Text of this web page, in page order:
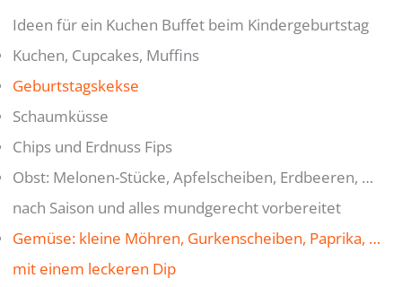
Ideen für ein Kuchen Buffet beim Kindergeburtstag
Kuchen, Cupcakes, Muffins
Geburtstagskekse
Schaumküsse
Chips und Erdnuss Fips
Obst: Melonen-Stücke, Apfelscheiben, Erdbeeren, …
nach Saison und alles mundgerecht vorbereitet
Gemüse: kleine Möhren, Gurkenscheiben, Paprika, …
mit einem leckeren Dip